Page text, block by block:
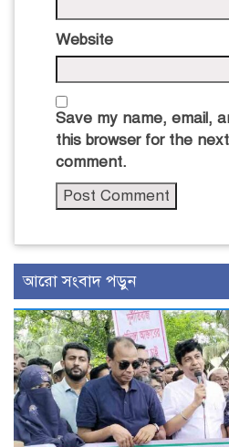
Website
Save my name, email,
this browser for the
comment.
আরো সংবাদ পড়ুন